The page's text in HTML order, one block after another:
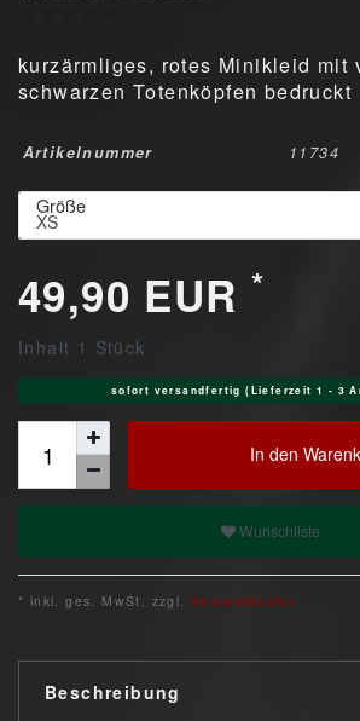
kurzärmliges, rotes Minikleid mit
schwarzen Totenköpfen bedruckt
Artikelnummer 11734
Größe
49,90 EUR *
Inhalt 1 Stück
sofort versandfertig (Lieferzeit 1 - 3
In den
Wunschliste
* inkl. ges. MwSt. zzgl. Versandkosten
Beschreibung